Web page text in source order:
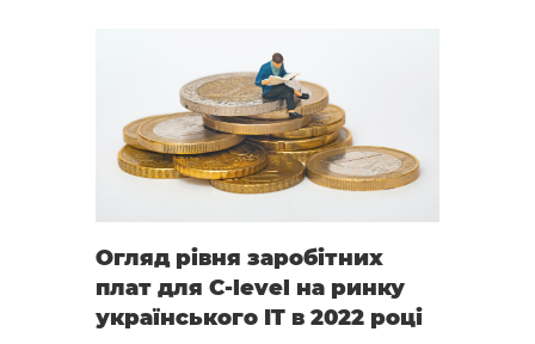
Огляд рівня заробітних
плат для C-level на ринку
українського IT в 2022 році